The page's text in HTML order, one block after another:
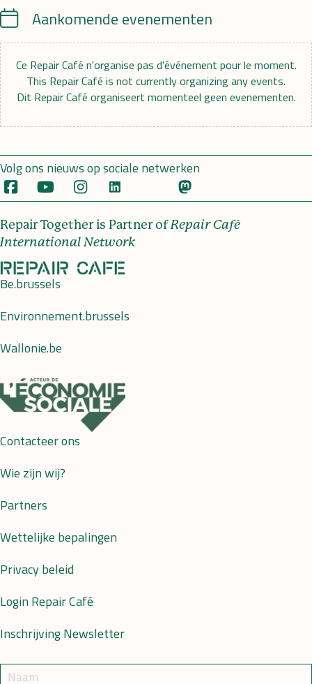
CalendarAankomende evenementen
Ce Repair Café n'organise pas d'événement pour le moment.
This Repair Café is not currently organizing any events.
Dit Repair Café organiseert momenteel geen evenementen.
Volg ons nieuws op sociale netwerken
Repair Together is Partner ofRepair Café
International Network
Be.brussels
Environnement.brussels
Wallonie.be
Contacteer ons
Wie zijn wij?
Partners
Wettelijke bepalingen
Privacy beleid
Login Repair Café
Inschrijving Newsletter